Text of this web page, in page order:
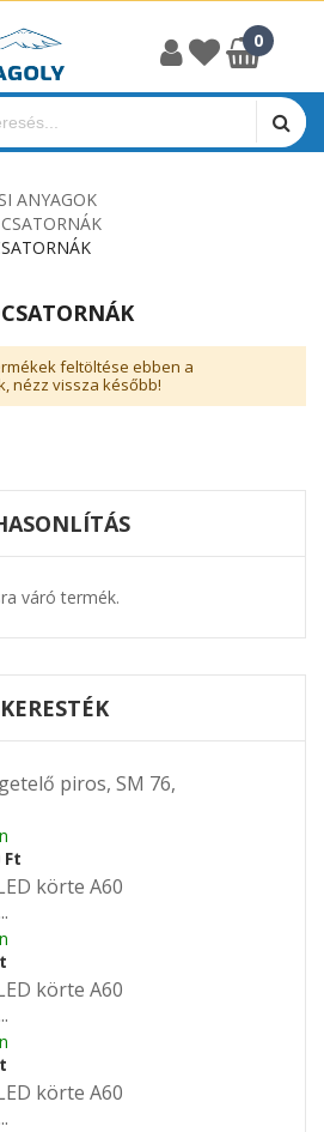
ANYAGOK
feltöltése ebben a
nézz vissza később!
váró termék.
piros, SM 76,
Ft
körte A60
körte A60
körte A60